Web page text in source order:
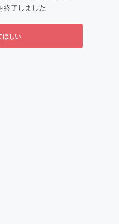
終了しました
ほしい